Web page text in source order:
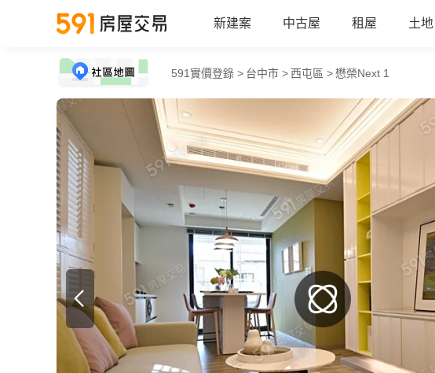
新建案 中古屋 租屋 土地
591實價登錄 > 台中市 >西屯區 >懋榮Next 1